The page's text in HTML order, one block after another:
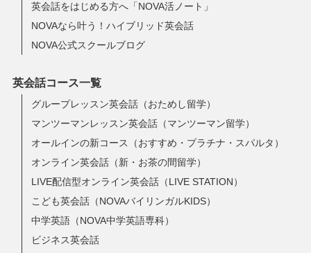
英会話をはじめる方へ「NOVA活ノート」
NOVAなら叶う！ハイブリッド英会話
NOVA公式スクールブログ
英会話コース一覧
グループレッスン英会話（おためし留学）
マンツーマンレッスン英会話（マンツーマン留学）
オールインの新コース（おすすめ・プラチナ・スパルタ）
オンライン英会話（新・お茶の間留学）
LIVE配信型オンライン英会話（LIVE STATION）
こども英会話（NOVAバイリンガルKIDS）
中学英語（NOVA中学英語専科）
ビジネス英会話